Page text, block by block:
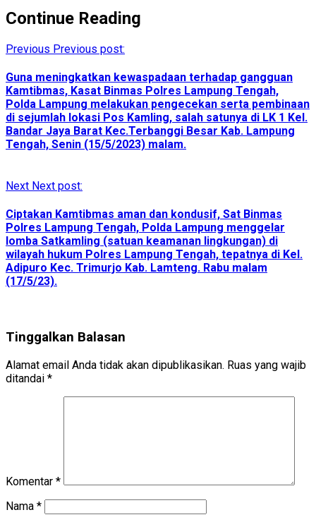
Continue Reading
Previous Previous post:
Guna meningkatkan kewaspadaan terhadap gangguan
Kamtibmas, Kasat Binmas Polres Lampung Tengah,
Polda Lampung melakukan pengecekan serta pembinaan
di sejumlah lokasi Pos Kamling, salah satunya di LK 1 Kel.
Bandar Jaya Barat Kec.Terbanggi Besar Kab. Lampung
Tengah, Senin (15/5/2023) malam.
Next Next post:
Ciptakan Kamtibmas aman dan kondusif, Sat Binmas
Polres Lampung Tengah, Polda Lampung menggelar
lomba Satkamling (satuan keamanan lingkungan) di
wilayah hukum Polres Lampung Tengah, tepatnya di Kel.
Adipuro Kec. Trimurjo Kab. Lamteng. Rabu malam
(17/5/23).
Tinggalkan Balasan
Alamat email Anda tidak akan dipublikasikan. Ruas yang wajib
ditandai *
Komentar *
Nama *